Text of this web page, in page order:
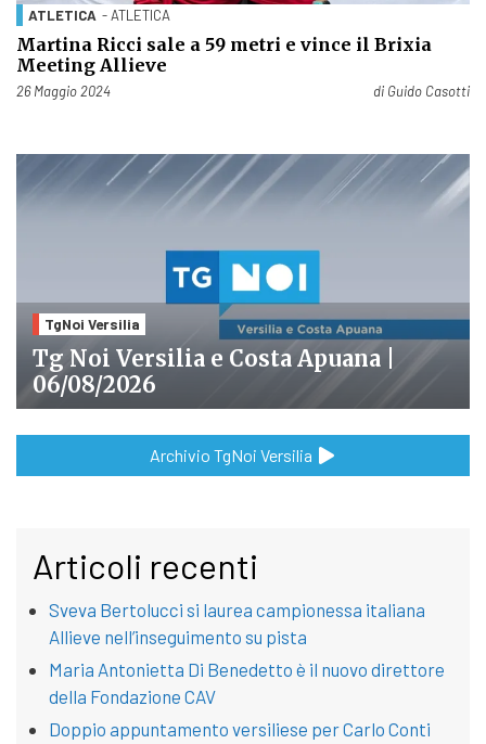
ATLETICA - ATLETICA
Martina Ricci sale a 59 metri e vince il Brixia
Meeting Allieve
Pubblicato il
26 Maggio 2024 di Guido Casotti
TgNoi Versilia
Tg Noi Versilia e Costa Apuana |
06/08/2026
Archivio TgNoi Versilia
Articoli recenti
Sveva Bertolucci si laurea campionessa italiana
Allieve nell’inseguimento su pista
Maria Antonietta Di Benedetto è il nuovo direttore
della Fondazione CAV
Doppio appuntamento versiliese per Carlo Conti